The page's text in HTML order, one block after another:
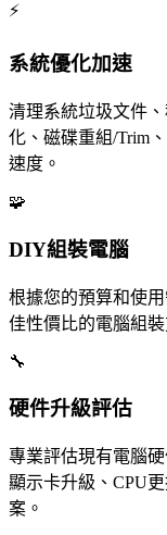
⚡
系統優化加速
清理系統垃圾文件
化、磁碟重組/Trim
速度。
🧩
DIY組裝電腦
根據您的預算和使
佳性價比的電腦組
🔧
硬件升級評估
專業評估現有電腦
顯示卡升級、CPU
案。